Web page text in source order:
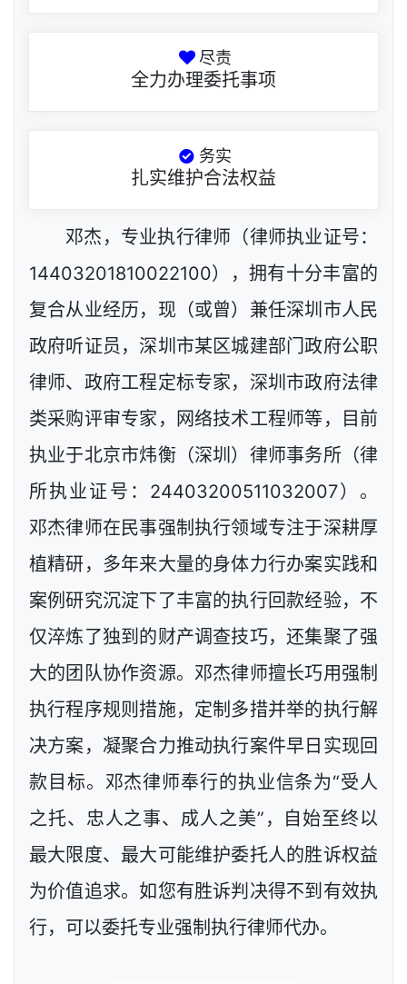
尽责
全力办理委托事项
务实
扎实维护合法权益
邓杰，专业执行律师（律师执业证号：
14403201810022100），拥有十分丰富的
复合从业经历，现（或曾）兼任深圳市人民
政府听证员，深圳市某区城建部门政府公职
律师、政府工程定标专家，深圳市政府法律
类采购评审专家，网络技术工程师等，目前
执业于北京市炜衡（深圳）律师事务所（律
所执业证号：24403200511032007）。
邓杰律师在民事强制执行领域专注于深耕厚
植精研，多年来大量的身体力行办案实践和
案例研究沉淀下了丰富的执行回款经验，不
仅淬炼了独到的财产调查技巧，还集聚了强
大的团队协作资源。邓杰律师擅长巧用强制
执行程序规则措施，定制多措并举的执行解
决方案，凝聚合力推动执行案件早日实现回
款目标。邓杰律师奉行的执业信条为“受人
之托、忠人之事、成人之美”，自始至终以
最大限度、最大可能维护委托人的胜诉权益
为价值追求。如您有胜诉判决得不到有效执
行，可以委托专业强制执行律师代办。